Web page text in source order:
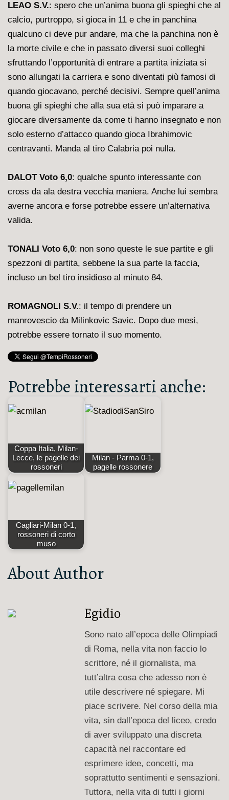
LEAO S.V.: spero che un’anima buona gli spieghi che al
calcio, purtroppo, si gioca in 11 e che in panchina
qualcuno ci deve pur andare, ma che la panchina non è
la morte civile e che in passato diversi suoi colleghi
sfruttando l’opportunità di entrare a partita iniziata si
sono allungati la carriera e sono diventati più famosi di
quando giocavano, perché decisivi. Sempre quell’anima
buona gli spieghi che alla sua età si può imparare a
giocare diversamente da come ti hanno insegnato e non
solo esterno d’attacco quando gioca Ibrahimovic
centravanti. Manda al tiro Calabria poi nulla.
DALOT Voto 6,0: qualche spunto interessante con
cross da ala destra vecchia maniera. Anche lui sembra
averne ancora e forse potrebbe essere un’alternativa
valida.
TONALI Voto 6,0: non sono queste le sue partite e gli
spezzoni di partita, sebbene la sua parte la faccia,
incluso un bel tiro insidioso al minuto 84.
ROMAGNOLI S.V.: il tempo di prendere un
manrovescio da Milinkovic Savic. Dopo due mesi,
potrebbe essere tornato il suo momento.
Potrebbe interessarti anche:
Coppa Italia, Milan-
Lecce, le pagelle dei
rossoneri
Milan - Parma 0-1,
pagelle rossonere
Cagliari-Milan 0-1,
rossoneri di corto
muso
About Author
Egidio
Sono nato all’epoca delle Olimpiadi
di Roma, nella vita non faccio lo
scrittore, né il giornalista, ma
tutt’altra cosa che adesso non è
utile descrivere né spiegare. Mi
piace scrivere. Nel corso della mia
vita, sin dall’epoca del liceo, credo
di aver sviluppato una discreta
capacità nel raccontare ed
esprimere idee, concetti, ma
soprattutto sentimenti e sensazioni.
Tuttora, nella vita di tutti i giorni